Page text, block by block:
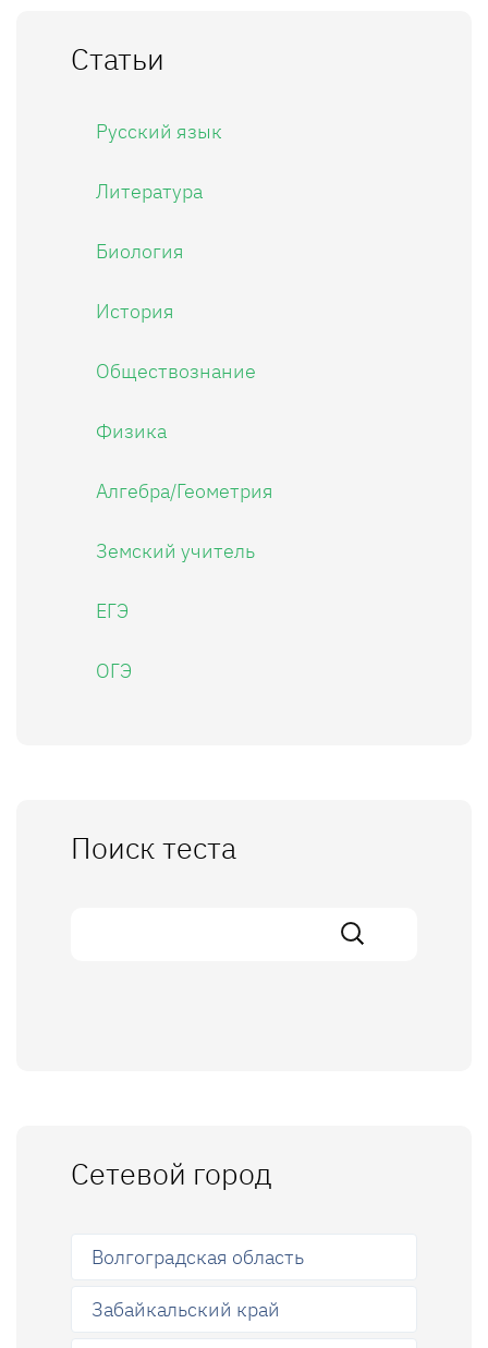
Статьи
Русский язык
Литература
Биология
История
Обществознание
Физика
Алгебра/Геометрия
Земский учитель
ЕГЭ
ОГЭ
Поиск теста
Сетевой город
Волгоградская область
Забайкальский край